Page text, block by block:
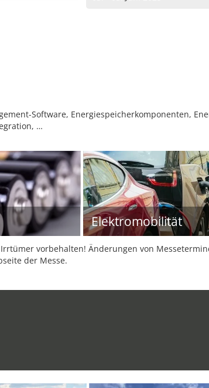
Software, Energiespeicherkomponenten,
…
Elektromobilität
vorbehalten! Änderungen von
der Messe.